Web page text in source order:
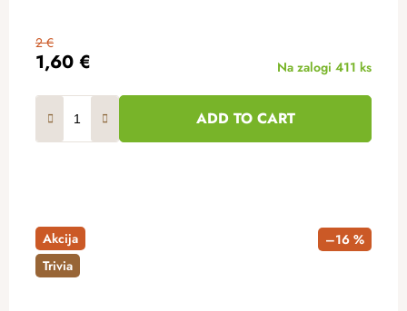
1,60 €
2 €
Na zalogi 411 ks
ADD TO CART
Akcija
Trivia
–16 %